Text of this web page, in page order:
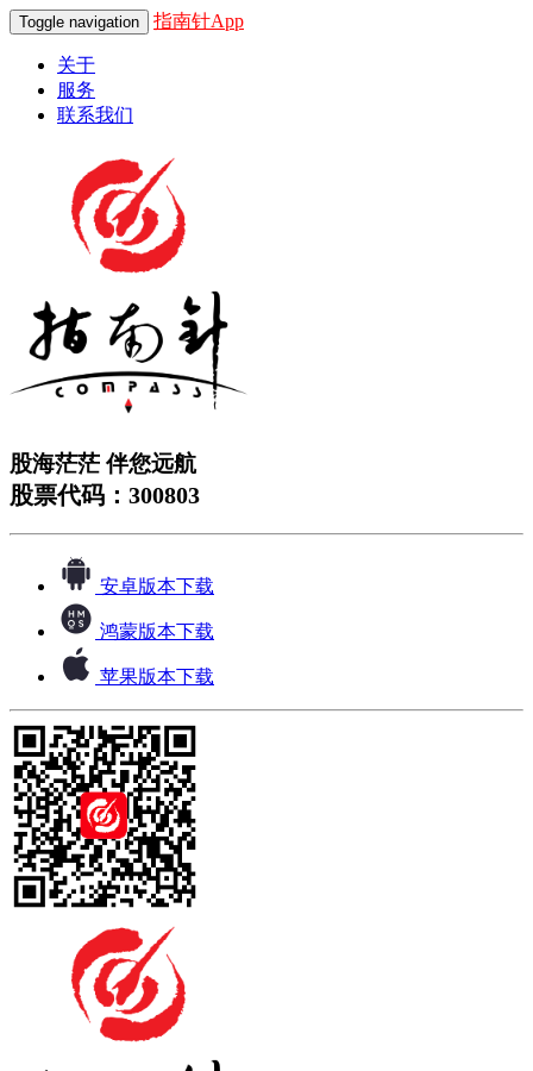
Toggle navigation 指南针App
关于
服务
联系我们
股海茫茫 伴您远航
股票代码：300803
安卓版本下载
鸿蒙版本下载
苹果版本下载